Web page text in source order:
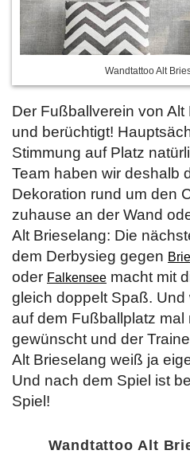
Wandtattoo Alt
Der Fußballverein von
und berüchtigt!
Stimmung auf Platz
Team haben wir deshalb
Dekoration rund um den
zuhause an der Wand
Alt Brieselang: Die
dem Derbysieg gegen
oder Falkensee macht mit
gleich doppelt Spaß.
auf dem Fußballplatz mal
gewünscht und der
Alt Brieselang weiß ja
Und nach dem Spiel ist
Spiel!
Wandtattoo Alt